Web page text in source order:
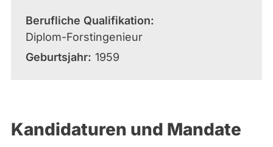
Berufliche Qualifikation
Diplom-Forstingenieur
Geburtsjahr 1959
Kandidaturen und Mandate